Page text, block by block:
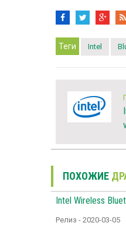
Теги Intel
ПОХОЖИЕ
Intel Wireless
Релиз - 2020-03-05